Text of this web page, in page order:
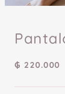
₲ 220.000